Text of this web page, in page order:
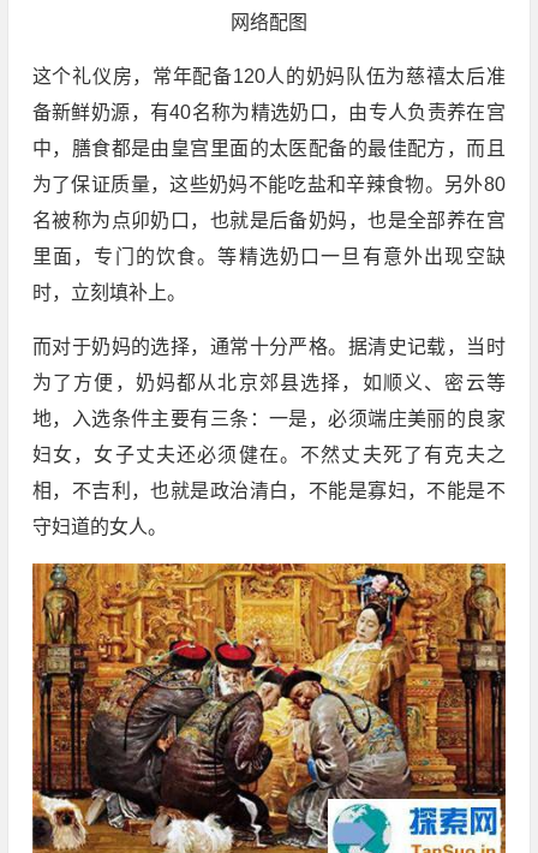
网络配图
这个礼仪房，常年配备120人的奶妈队伍为慈禧太后准
备新鲜奶源，有40名称为精选奶口，由专人负责养在宫
中，膳食都是由皇宫里面的太医配备的最佳配方，而且
为了保证质量，这些奶妈不能吃盐和辛辣食物。另外80
名被称为点卯奶口，也就是后备奶妈，也是全部养在宫
里面，专门的饮食。等精选奶口一旦有意外出现空缺
时，立刻填补上。
而对于奶妈的选择，通常十分严格。据清史记载，当时
为了方便，奶妈都从北京郊县选择，如顺义、密云等
地，入选条件主要有三条：一是，必须端庄美丽的良家
妇女，女子丈夫还必须健在。不然丈夫死了有克夫之
相，不吉利，也就是政治清白，不能是寡妇，不能是不
守妇道的女人。